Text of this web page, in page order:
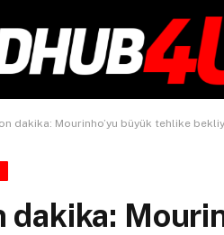
dakika: Mourinho’yu büyük tehlike
dakika: